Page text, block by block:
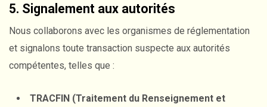
5. Signalement aux autorités
Nous collaborons avec les organismes de réglementation
et signalons toute transaction suspecte aux autorités
compétentes, telles que :
TRACFIN (Traitement du Renseignement et